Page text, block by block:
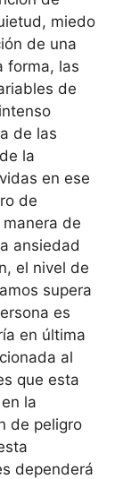
miedo
de una
forma, las
de
de las
la
en ese
de
de
ansiedad
el nivel de
supera
es
en última
al
que esta
la
de peligro
dependerá